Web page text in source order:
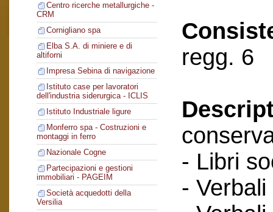
Centro ricerche metallurgiche -
CRM
Cornigliano spa
Elba S.A. di miniere e di
altiforni
Impresa Sebina di navigazione
Istituto case per lavoratori
dell'industria siderurgica - ICLIS
Istituto Industriale ligure
Monferro spa - Costruzioni e
montaggi in ferro
Nazionale Cogne
Partecipazioni e gestioni
immobiliari - PAGEIM
Società acquedotti della
Versilia
regg. 6
- Libri
-